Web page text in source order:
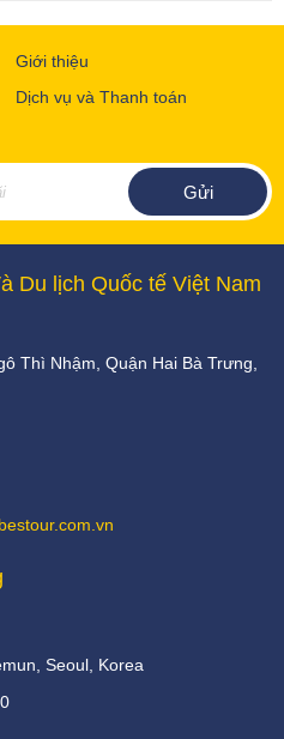
Giới thiệu
Dịch vụ và Thanh toán
Du lịch Quốc tế Việt Nam
Thì Nhậm, Quận Hai Bà Trưng,
Seoul, Korea